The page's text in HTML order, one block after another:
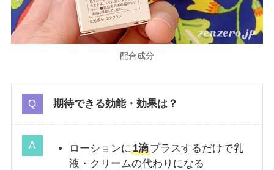
配合成分
期待できる効能・効果は？
ローションに1滴プラスするだけで乳
液・クリームの代わりになる